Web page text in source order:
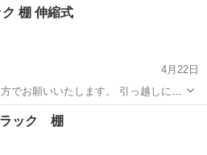
ラック
棚 伸縮式
4月22日
いたします。 引っ越しに伴
ションと違い検索数の関係で不利な
収納家具 商品
ラック 棚